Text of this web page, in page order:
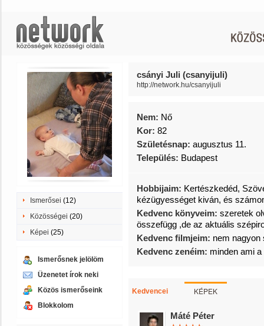
Ismerősei (12)
Közösségei (20)
Képei (25)
Ismerősnek jelölöm
Üzenetet írok neki
Közös ismerőseink
Blokkolom
csányi Juli (csanyijuli)
http://network.hu/csanyijuli
Nem: Nő
Kor: 82
Születésnap: augusztus 11.
Település: Budapest
Hobbijaim: Kertészkedéd,
kézügyességet kiván, és
Kedvenc könyveim: szeretek
összefügg ,de az aktuális
Kedvenc filmjeim: nem nagyon
Kedvenc zenéim: minden ami
Kedvencei KÉPEK
Máté Péter